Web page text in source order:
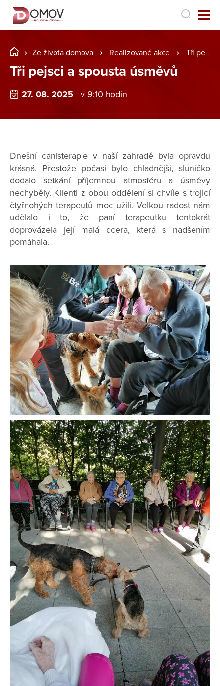
Ze života domova Realizované akce Tři pejsci a spousta úsměvů
Tři pejsci a spousta úsměvů
27. 08. 2025 v 9:10 hodin
Dnešní canisterapie v naší zahradě byla opravdu
krásná. Přestože počasí bylo chladnější, sluníčko
dodalo setkání příjemnou atmosféru a úsměvy
nechyběly. Klienti z obou oddělení si chvíle s trojicí
čtyřnohých terapeutů moc užili. Velkou radost nám
udělalo i to, že paní terapeutku tentokrát
doprovázela její malá dcera, která s nadšením
pomáhala.